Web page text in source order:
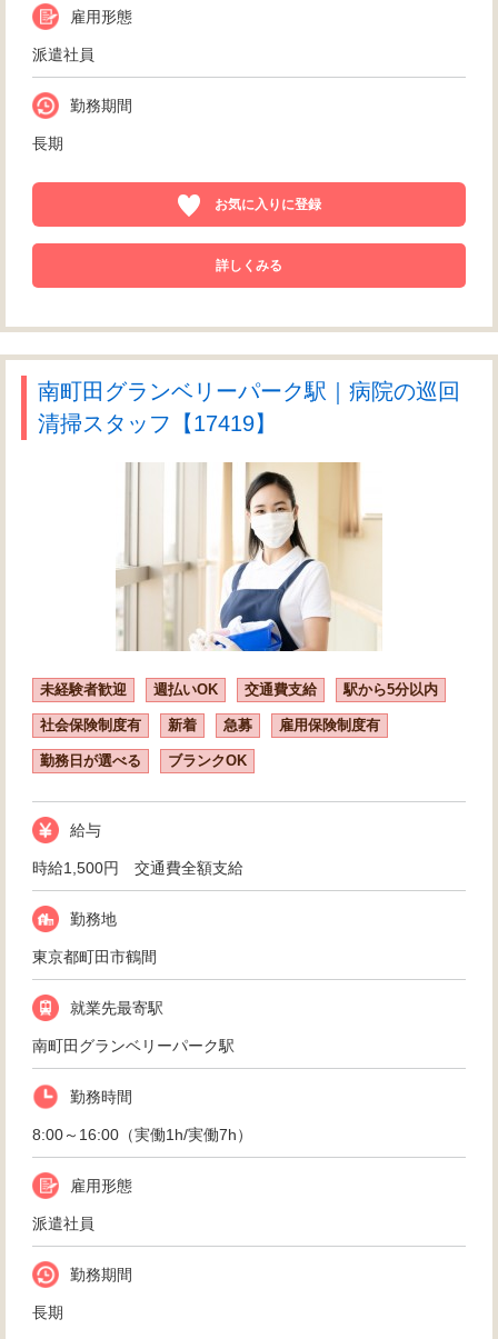
雇用形態
派遣社員
勤務期間
長期
お気に入りに登録
詳しくみる
南町田グランベリーパーク駅｜病院の巡回
清掃スタッフ【17419】
未経験者歓迎 週払いOK 交通費支給 駅から5分以内
社会保険制度有 新着 急募 雇用保険制度有
勤務日が選べる ブランクOK
給与
時給1,500円 交通費全額支給
勤務地
東京都町田市鶴間
就業先最寄駅
南町田グランベリーパーク駅
勤務時間
8:00～16:00（実働1h/実働7h）
雇用形態
派遣社員
勤務期間
長期